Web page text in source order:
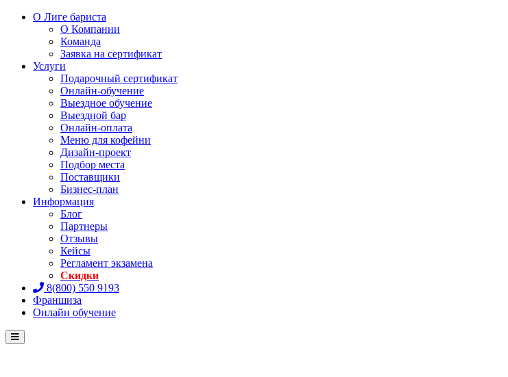
О Лиге бариста
О Компании
Команда
Заявка на сертификат
Услуги
Подарочный сертификат
Онлайн-обучение
Выездное обучение
Выездной бар
Онлайн-оплата
Меню для кофейни
Дизайн-проект
Подбор места
Поставщики
Бизнес-план
Информация
Блог
Партнеры
Отзывы
Кейсы
Регламент экзамена
Скидки
8(800) 550 9193
Франшиза
Онлайн обучение
Menu